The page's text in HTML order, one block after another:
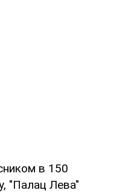
в 150
"Палац Лева"